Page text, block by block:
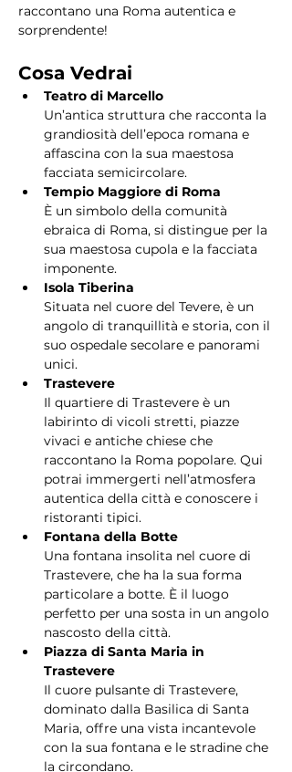
raccontano una Roma autentica e
sorprendente!
Cosa Vedrai
Teatro di Marcello
Un’antica struttura che racconta la
grandiosità dell’epoca romana e
affascina con la sua maestosa
facciata semicircolare.
Tempio Maggiore di Roma
È un simbolo della comunità
ebraica di Roma, si distingue per la
sua maestosa cupola e la facciata
imponente.
Isola Tiberina
Situata nel cuore del Tevere, è un
angolo di tranquillità e storia, con il
suo ospedale secolare e panorami
unici.
Trastevere
Il quartiere di Trastevere è un
labirinto di vicoli stretti, piazze
vivaci e antiche chiese che
raccontano la Roma popolare. Qui
potrai immergerti nell’atmosfera
autentica della città e conoscere i
ristoranti tipici.
Fontana della Botte
Una fontana insolita nel cuore di
Trastevere, che ha la sua forma
particolare a botte. È il luogo
perfetto per una sosta in un angolo
nascosto della città.
Piazza di Santa Maria in
Trastevere
Il cuore pulsante di Trastevere,
dominato dalla Basilica di Santa
Maria, offre una vista incantevole
con la sua fontana e le stradine che
la circondano.